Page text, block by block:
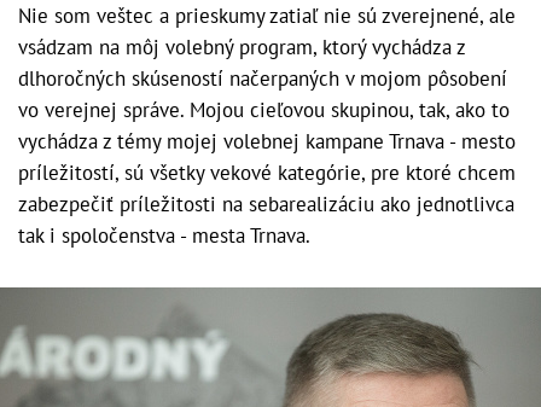
Nie som veštec a prieskumy zatiaľ nie sú zverejnené, ale
vsádzam na môj volebný program, ktorý vychádza z
dlhoročných skúseností načerpaných v mojom pôsobení
vo verejnej správe. Mojou cieľovou skupinou, tak, ako to
vychádza z témy mojej volebnej kampane Trnava - mesto
príležitostí, sú všetky vekové kategórie, pre ktoré chcem
zabezpečiť príležitosti na sebarealizáciu ako jednotlivca
tak i spoločenstva - mesta Trnava.